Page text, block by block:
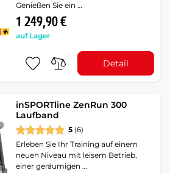
Genießen Sie ein …
1 249,90 €
auf Lager
Detail
inSPORTline ZenRun 300
Laufband
5 (6)
Erleben Sie Ihr Training auf einem
neuen Niveau mit leisem Betrieb,
einer geräumigen …